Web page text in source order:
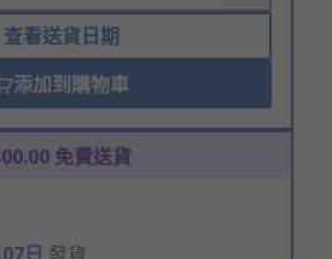
查看送貨日期
添加到購物車
免費送貨